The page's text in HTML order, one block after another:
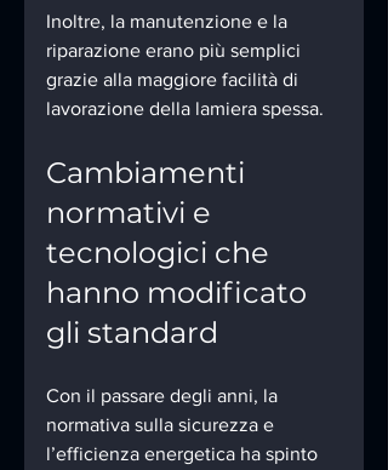
Inoltre, la manutenzione e la
riparazione erano più semplici
grazie alla maggiore facilità di
lavorazione della lamiera spessa.
Cambiamenti
normativi e
tecnologici che
hanno modificato
gli standard
Con il passare degli anni, la
normativa sulla sicurezza e
l’efficienza energetica ha spinto